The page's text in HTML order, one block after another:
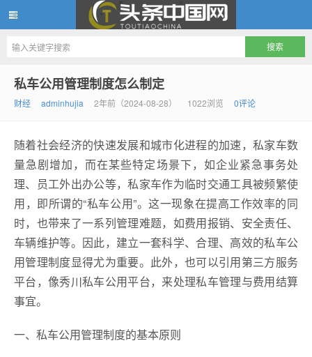
头条中国网
私车公用管理制度怎么制定
财经 adminhujia 2年前（2024-08-28） 1022浏览 0评论
随着社会经济的快速发展和城市化进程的加速，私家车数
量急剧增加，而在某些特定场景下，如企业紧急事务处
理、员工外出办公等，私家车作为临时交通工具被频繁使
用，即所谓的“私车公用”。这一现象在提高工作效率的同
时，也带来了一系列管理难题，如费用报销、安全责任、
车辆维护等。因此，建立一套科学、合理、高效的私车公
用管理制度显得尤为重要。此外，也可以引用第三方服务
平台，像秀川私车公用平台，来处理私车管理与费用结算
事宜。
一、私车公用管理制度的基本原则